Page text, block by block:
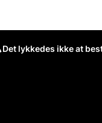
Det lykkedes ikke at